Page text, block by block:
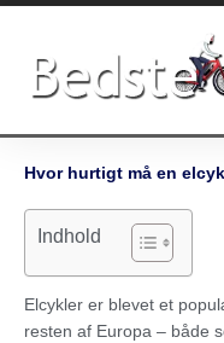
Gå
indholdet
Hvor hurtigt må en
Indhold
Elcykler er blevet et
resten af Europa – både